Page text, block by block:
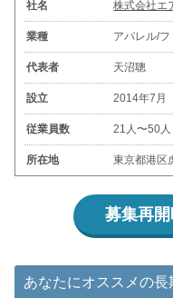
社名 株式会社エ
業種 アパレル/
代表者 天沼聰
設立 2014年7月
従業員数 21人〜50人
所在地 東京都港区
募集再
あなたにオススメの長